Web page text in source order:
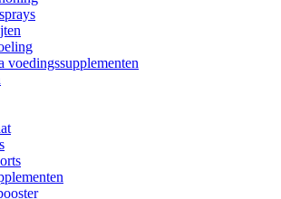
voedingssupplementen